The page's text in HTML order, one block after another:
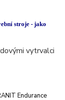
stroje - jako
vytrvalci
Endurance